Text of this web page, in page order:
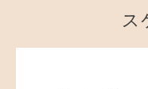
ス